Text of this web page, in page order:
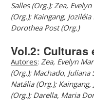
Salles (Org.); Zea,
(Org.); Kaingang,
Dorothea Post (Org.)
Vol.2: Culturas
Autores:Zea, Evelyn
(Org.); Machado, Juliana
Natália (Org.); Kaingang,
(Org.); Darella, Maria